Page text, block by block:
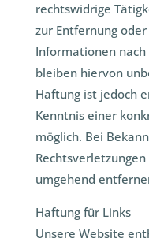
rechtswidrige
zur Entfernung
Informationen
bleiben hiervon
Haftung ist jedoch
Kenntnis einer
möglich. Bei
umgehend
Haftung für Links
Unsere Website